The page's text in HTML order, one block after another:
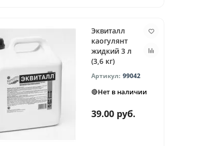
Эквиталл
каогулянт
жидкий 3 л
(3,6 кг)
99042
🔴Нет в наличии
39.00 руб.